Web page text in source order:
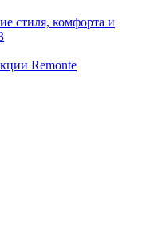
стиля, комфорта и
Remonte